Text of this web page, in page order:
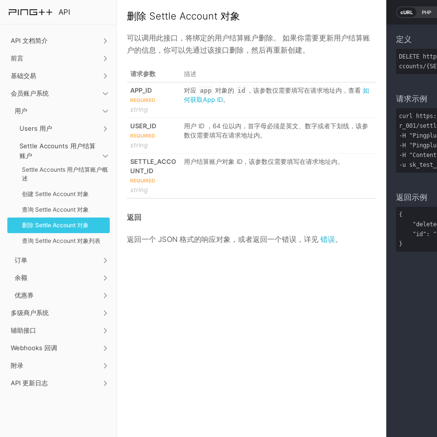
API 文档简介
前言
基础交易
会员账户系统
用户
Users 用户
Settle Accounts 用户结算
账户
Settle Accounts 用户结算账户概
述
创建 Settle Account 对象
查询 Settle Account 对象
删除 Settle Account 对象
查询 Settle Account 对象列表
订单
余额
优惠券
多级商户系统
辅助接口
Webhooks 回调
附录
API 更新日志
删除 Settle Account 对象
可以调用此接口，将绑定的用户结算账户删除。 如果你需要更新用户结算账
户的信息，你可以先通过该接口删除，然后再重新创建。
请求参数 描述
APP_ID
REQUIRED
string
对应 app 对象的 id ，该参数仅需要填写在请求地址内，查看 如
何获取App ID。
USER_ID
REQUIRED
string
用户 ID ，64 位以内，首字母必须是英文、数字或者下划线，该参
数仅需要填写在请求地址内。
SETTLE_ACCO
UNT_ID
REQUIRED
string
用户结算账户对象 ID，该参数仅需要填写在请求地址内。
返回
返回一个 JSON 格式的响应对象，或者返回一个错误，详见 错误。
定义
DELETE
ccounts/
请求示例
curl https://
r_001/
-H
-H
-H
-u
返回示例
{
"id" :
}
cURL PHP
API